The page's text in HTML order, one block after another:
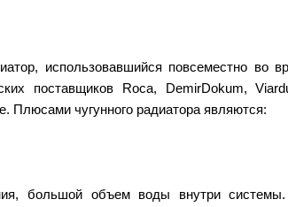
использовавшийся повсеместно
поставщиков Roca, DemirDokum,
Плюсами чугунного радиатора являются:
большой объем воды внутри